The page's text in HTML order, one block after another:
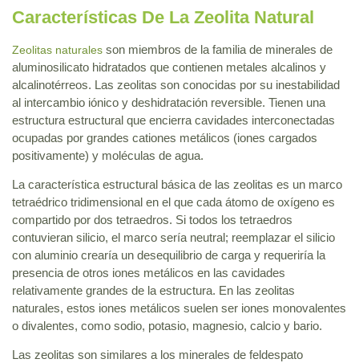
Características De La Zeolita Natural
Zeolitas naturales son miembros de la familia de minerales de
aluminosilicato hidratados que contienen metales alcalinos y
alcalinotérreos. Las zeolitas son conocidas por su inestabilidad
al intercambio iónico y deshidratación reversible. Tienen una
estructura estructural que encierra cavidades interconectadas
ocupadas por grandes cationes metálicos (iones cargados
positivamente) y moléculas de agua.
La característica estructural básica de las zeolitas es un marco
tetraédrico tridimensional en el que cada átomo de oxígeno es
compartido por dos tetraedros. Si todos los tetraedros
contuvieran silicio, el marco sería neutral; reemplazar el silicio
con aluminio crearía un desequilibrio de carga y requeriría la
presencia de otros iones metálicos en las cavidades
relativamente grandes de la estructura. En las zeolitas
naturales, estos iones metálicos suelen ser iones monovalentes
o divalentes, como sodio, potasio, magnesio, calcio y bario.
Las zeolitas son similares a los minerales de feldespato